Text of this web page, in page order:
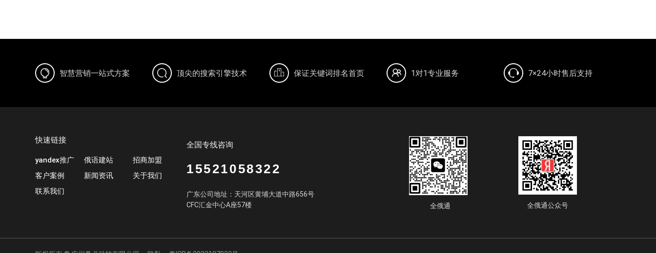
智慧营销一站式方案 顶尖的搜索引擎技术 保证关键词排名首页 1对1专业服务 7×24小时售后支持
快速链接
yandex推广
客户案例
联系我们
俄语建站
新闻资讯
招商加盟
关于我们
全国专线咨询
15521058322
广东公司地址：天河区黄埔大道中路656号
CFC汇金中心A座57楼
全俄通 全俄通公众号